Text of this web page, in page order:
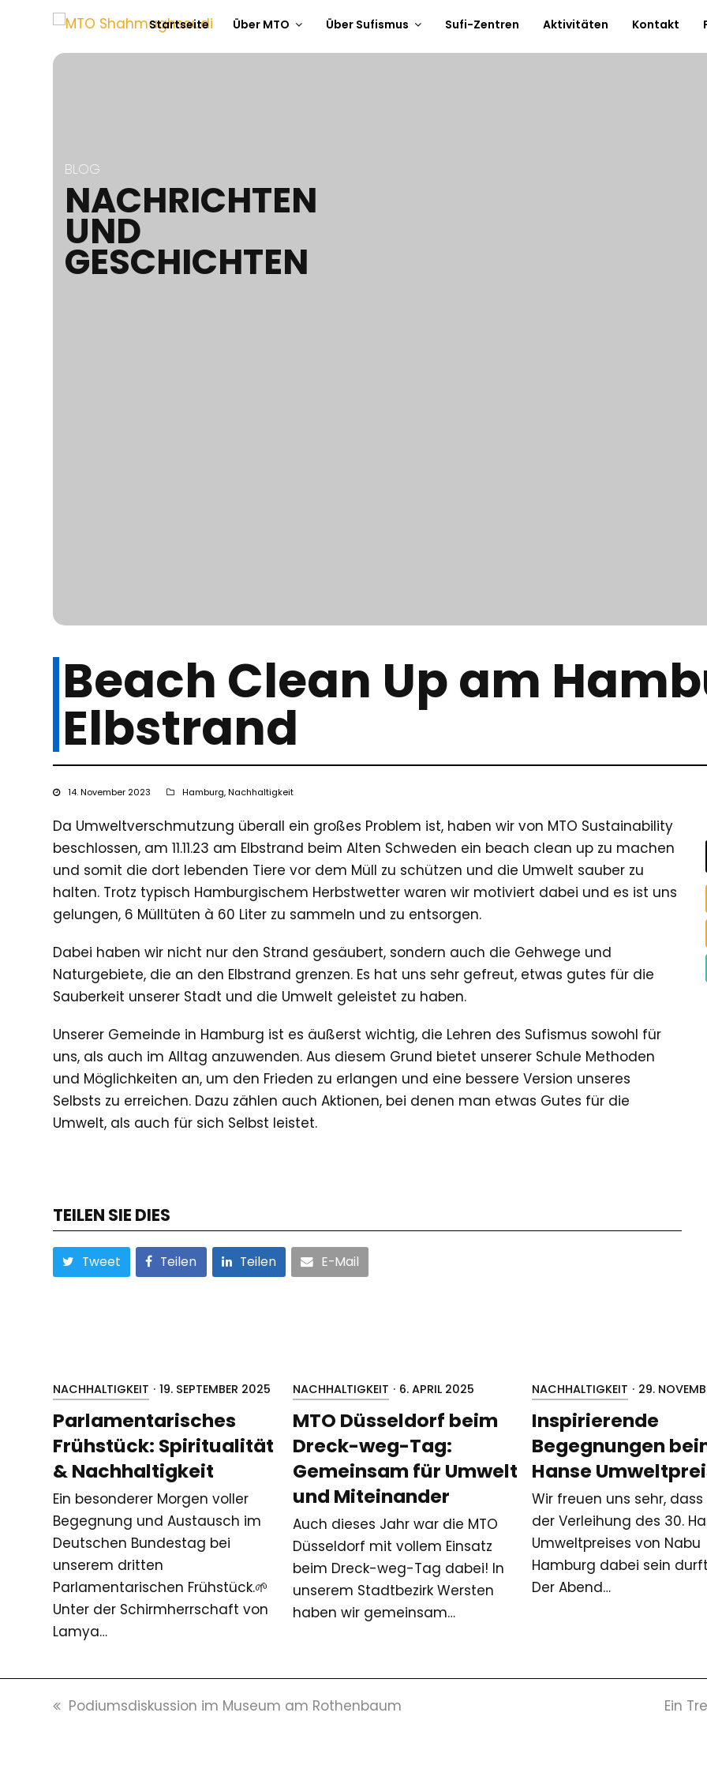
Startseite Über MTO Über Sufismus Sufi-Zentren Aktivitäten Kontakt
BLOG
NACHRICHTEN
UND
GESCHICHTEN
Beach Clean Up am
Elbstrand
14. November 2023 Hamburg,Nachhaltigkeit
Da Umweltverschmutzung überall ein großes Problem ist, haben wir von MTO Sustainability
beschlossen, am 11.11.23 am Elbstrand beim Alten Schweden ein beach clean up zu machen
und somit die dort lebenden Tiere vor dem Müll zu schützen und die Umwelt sauber zu
halten. Trotz typisch Hamburgischem Herbstwetter waren wir motiviert dabei und es ist uns
gelungen, 6 Mülltüten à 60 Liter zu sammeln und zu entsorgen.
Dabei haben wir nicht nur den Strand gesäubert, sondern auch die Gehwege und
Naturgebiete, die an den Elbstrand grenzen. Es hat uns sehr gefreut, etwas gutes für die
Sauberkeit unserer Stadt und die Umwelt geleistet zu haben.
Unserer Gemeinde in Hamburg ist es äußerst wichtig, die Lehren des Sufismus sowohl für
uns, als auch im Alltag anzuwenden. Aus diesem Grund bietet unserer Schule Methoden
und Möglichkeiten an, um den Frieden zu erlangen und eine bessere Version unseres
Selbsts zu erreichen. Dazu zählen auch Aktionen, bei denen man etwas Gutes für die
Umwelt, als auch für sich Selbst leistet.
TEILEN SIE DIES
Tweet Teilen Teilen E-Mail
NACHHALTIGKEIT · 19. SEPTEMBER 2025
Parlamentarisches
Frühstück: Spiritualität
& Nachhaltigkeit
Ein besonderer Morgen voller
Begegnung und Austausch im
Deutschen Bundestag bei
unserem dritten
Parlamentarischen Frühstück.🌱
Unter der Schirmherrschaft von
Lamya…
NACHHALTIGKEIT · 6. APRIL 2025
MTO Düsseldorf beim
Dreck-weg-Tag:
Gemeinsam für Umwelt
und Miteinander
Auch dieses Jahr war die MTO
Düsseldorf mit vollem Einsatz
beim Dreck-weg-Tag dabei! In
unserem Stadtbezirk Wersten
haben wir gemeinsam…
NACHHALTIGKEIT · 29.
Inspirierende
Begegnungen
Hanse
Wir freuen uns sehr, dass
der Verleihung des 30.
Umweltpreises von Nabu
Hamburg dabei sein
Der Abend…
vorheriger
Podiumsdiskussion im Museum am Rothenbaum Ein